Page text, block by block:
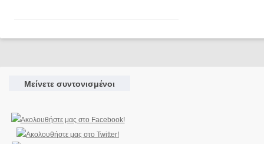
Μείνετε συντονισμένοι